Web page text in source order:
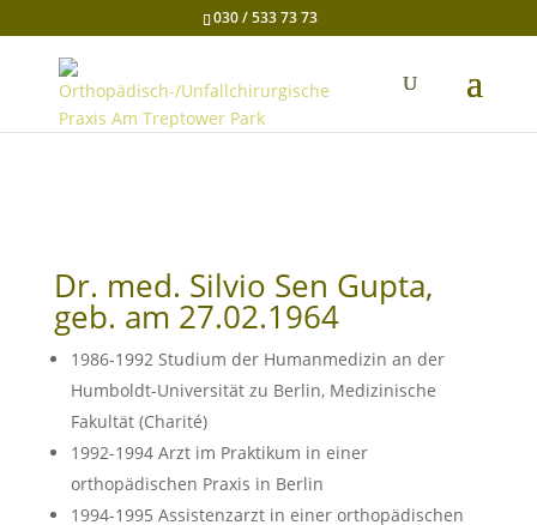
030 / 533 73 73
Dr. med. Silvio Sen Gupta,
geb. am 27.02.1964
1986-1992 Studium der Humanmedizin an der
Humboldt-Universität zu Berlin, Medizinische
Fakultät (Charité)
1992-1994 Arzt im Praktikum in einer
orthopädischen Praxis in Berlin
1994-1995 Assistenzarzt in einer orthopädischen